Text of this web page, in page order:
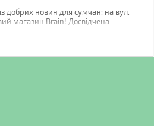
добрих новин для сумчан: на вул.
магазин Brain! Досвідчена